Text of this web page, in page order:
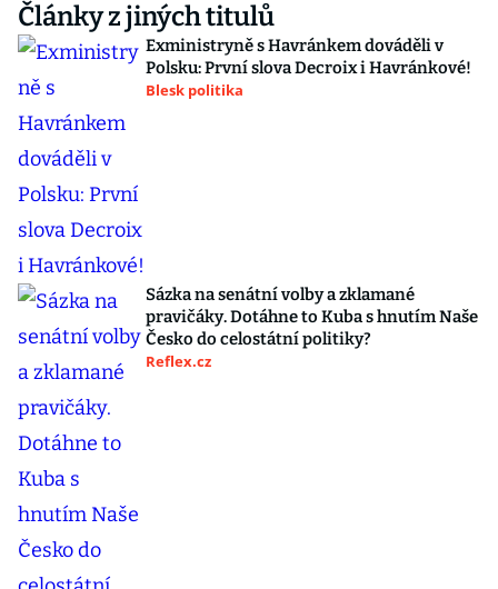
Články z jiných titulů
Exministryně s Havránkem dováděli v
Polsku: První slova Decroix i Havránkové!
Blesk politika
Sázka na senátní volby a zklamané
pravičáky. Dotáhne to Kuba s hnutím Naše
Česko do celostátní politiky?
Reflex.cz